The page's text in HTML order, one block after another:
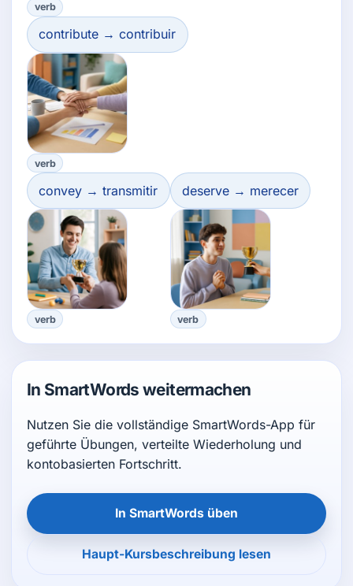
verb
contribute → contribuir
verb
convey → transmitir
verb
deserve → merecer
verb
In SmartWords weitermachen
Nutzen Sie die vollständige SmartWords-App für
geführte Übungen, verteilte Wiederholung und
kontobasierten Fortschritt.
In SmartWords üben
Haupt-Kursbeschreibung lesen